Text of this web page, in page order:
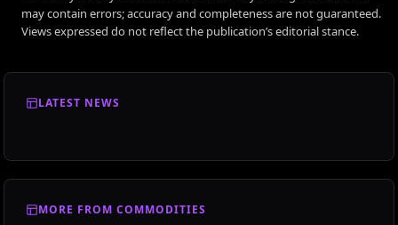
may contain errors; accuracy and completeness are not guaranteed.
Views expressed do not reflect the publication’s editorial stance.
LATEST NEWS
MORE FROM COMMODITIES